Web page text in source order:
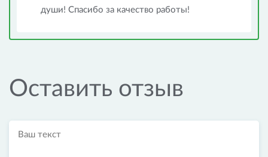
души! Спасибо за качество работы!
Оставить отзыв